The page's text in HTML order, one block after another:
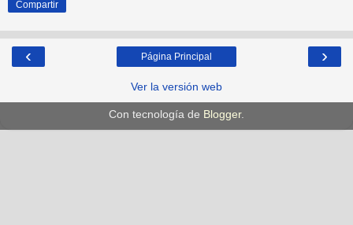
Compartir
‹ ›
Página Principal
Ver la versión web
Con tecnología de Blogger.